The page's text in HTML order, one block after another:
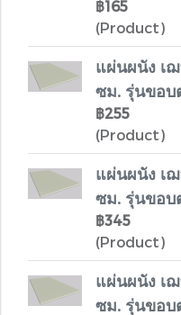
฿165
(Product)
แผ่นผนัง เ
ซม. รุ่นขอบ
฿255
(Product)
แผ่นผนัง เ
ซม. รุ่นขอบ
฿345
(Product)
แผ่นผนัง เ
ซม. รุ่นขอบ